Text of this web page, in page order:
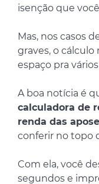
isenção que
Mas, nos casos
graves, o
espaço pra
A boa notícia é
calculadora de
renda das
conferir no topo
Com ela, você
segundos e